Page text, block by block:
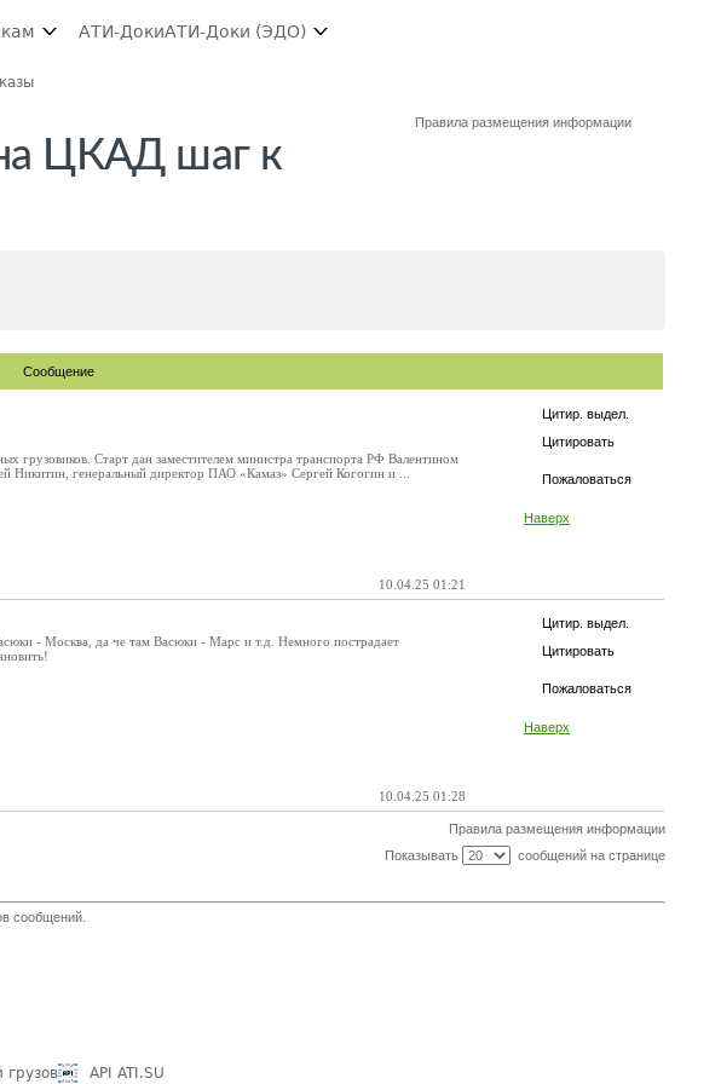
АТИ-ДокиАТИ-Доки (ЭДО)
Правила размещения информации
ЦКАД шаг к
Сообщение
Цитир. выдел.
Цитировать
Пожаловаться
Наверх
грузовиков. Старт дан заместителем министра транспорта РФ Валентином
Никитин, генеральный директор ПАО «Камаз» Сергей Когогин и ...
10.04.25 01:21
Цитир. выдел.
Цитировать
Пожаловаться
Наверх
- Москва, да че там Васюки - Марс и т.д. Немного пострадает
10.04.25 01:28
Правила размещения информации
Показывать
сообщений на странице
сообщений.
грузов API ATI.SU